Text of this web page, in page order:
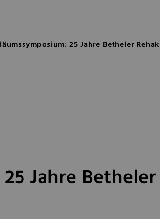
Jahre Betheler
25 Jahre Betheler
Jahre